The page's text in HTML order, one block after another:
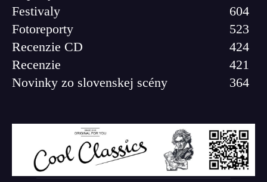
Festivaly
604
Fotoreporty
523
Recenzie CD
424
Recenzie
421
Novinky zo slovenskej scény
364